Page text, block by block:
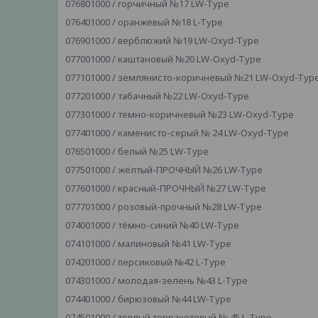
076801000 / горчичный №17 LW-Type
076401000 / оранжевый №18 L-Type
076901000 / верблюжий №19 LW-Oxyd-Type
077001000 / каштановый №20 LW-Oxyd-Type
077101000 / землянисто-коричневый №21 LW-Oxyd-
077201000 / табачный №22 LW-Oxyd-Type
077301000 / тёмно-коричневый №23 LW-Oxyd-Type
077401000 / каменисто-серый № 24 LW-Oxyd-Type
076501000 / белый №25 LW-Type
077501000 / жёлтый-ПРОЧНЫЙ №26 LW-Type
077601000 / красный-ПРОЧНЫЙ №27 LW-Type
077701000 / розовый-прочный №28 LW-Type
074001000 / тёмно-синий №40 LW-Type
074101000 / малиновый №41 LW-Type
074201000 / персиковый №42 L-Type
074301000 / молодая-зелень №43 L-Type
074401000 / бирюзовый №44 LW-Type